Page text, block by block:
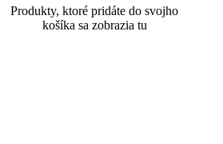
Produkty, ktoré pridáte do svojho
košíka sa zobrazia tu